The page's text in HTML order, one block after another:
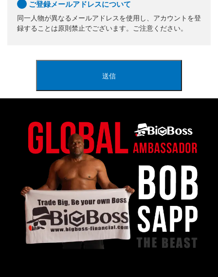
ご登録メールアドレスについて
同一人物が異なるメールアドレスを使用し、アカウントを登
録することは原則禁止でございます。ご注意ください。
送信